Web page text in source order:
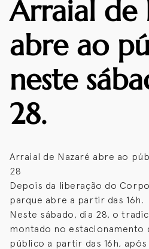
Arraial de
abre ao
neste
28.
Arraial de Nazaré abre ao
28
Depois da liberação do
parque abre a partir das 16h.
Neste sábado, dia 28, o
montado no estacionamento
público a partir das 16h,